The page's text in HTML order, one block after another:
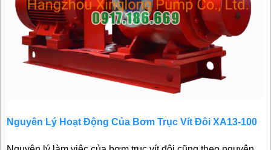
Nguyên Lý Hoạt Động Của Bơm Trục Vít Đôi XA13-100